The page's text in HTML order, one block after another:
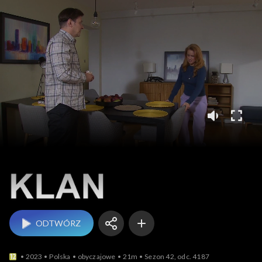
Klan
ODTWÓRZ
2023 Polska obyczajowe 21m Sezon 42, odc. 4187